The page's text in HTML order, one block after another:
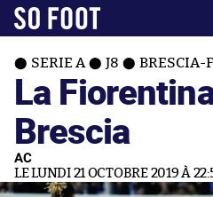
SERIE A J8 BRESCIA-
La
Brescia
AC
LE LUNDI 21 OCTOBRE 2019 À